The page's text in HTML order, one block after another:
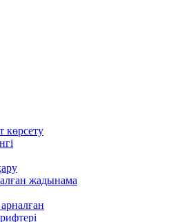
көрсету
жадынама